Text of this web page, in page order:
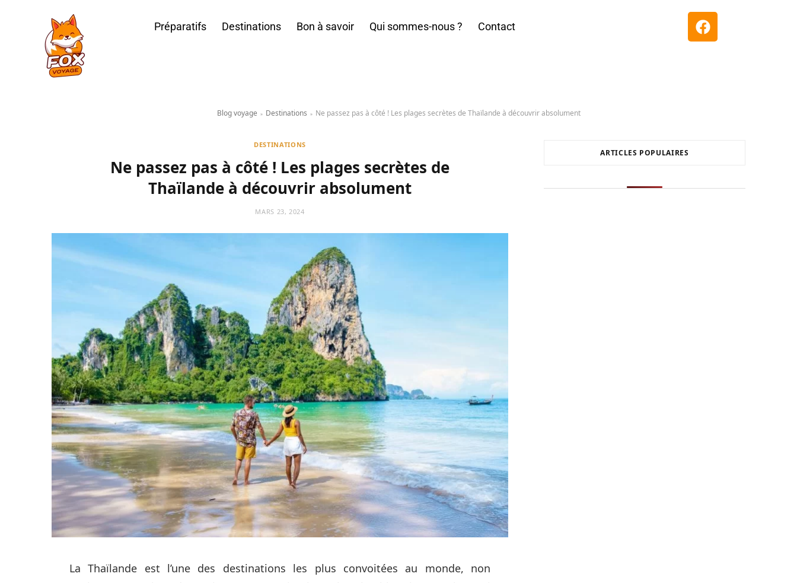
Préparatifs Destinations Bon à savoir Qui sommes-nous ? Contact
Blog voyage » Destinations » Ne passez pas à côté ! Les plages secrètes de Thaïlande à découvrir absolument
DESTINATIONS
Ne passez pas à côté ! Les plages secrètes de
Thaïlande à découvrir absolument
MARS 23, 2024
La Thaïlande est l’une des destinations les plus convoitées au monde, non
ARTICLES POPULAIRES